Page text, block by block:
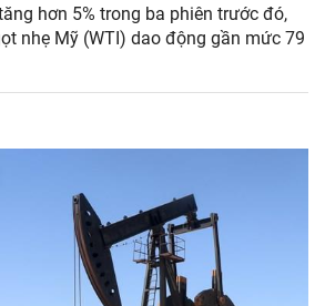
hơn 5% trong ba phiên trước đó,
nhẹ Mỹ (WTI) dao động gần mức 79